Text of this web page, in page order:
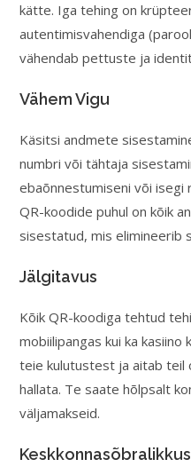
kätte. Iga tehing on
autentimisvahendiga
vähendab pettuste ja
Vähem Vigu
Käsitsi andmete
numbri või tähtaja
ebaõnnestumiseni või isegi
QR-koodide puhul on kõik
sisestatud, mis elimineerib
Jälgitavus
Kõik QR-koodiga tehtud
mobiilipangas kui ka
teie kulutustest ja aitab teil
hallata. Te saate hõlpsalt
väljamakseid.
Keskkonnasõbralikkus